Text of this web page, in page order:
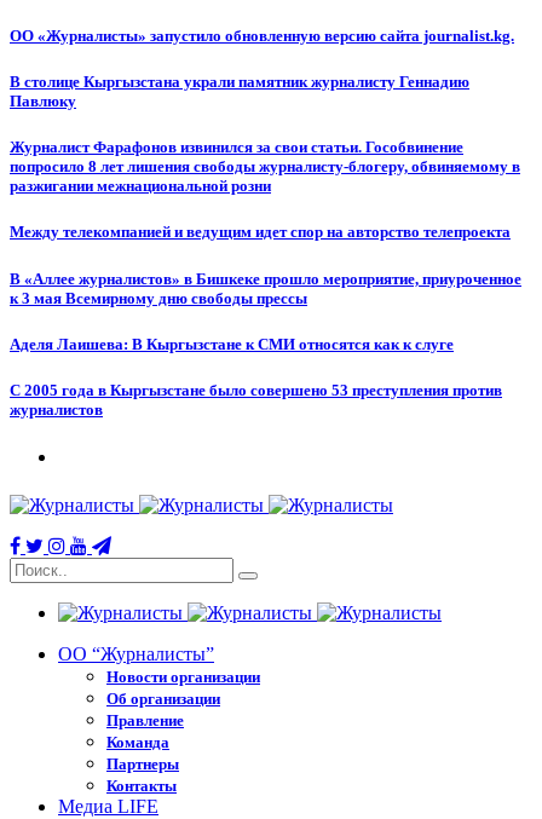
ОО «Журналисты» запустило обновленную версию сайта journalist.kg.
В столице Кыргызстана украли памятник журналисту Геннадию
Павлюку
Журналист Фарафонов извинился за свои статьи. Гособвинение
попросило 8 лет лишения свободы журналисту-блогеру, обвиняемому в
разжигании межнациональной розни
Между телекомпанией и ведущим идет спор на авторство телепроекта
В «Аллее журналистов» в Бишкеке прошло мероприятие, приуроченное
к 3 мая Всемирному дню свободы прессы
Аделя Лаишева: В Кыргызстане к СМИ относятся как к слуге
С 2005 года в Кыргызстане было совершено 53 преступления против
журналистов
ОО “Журналисты”
Новости организации
Об организации
Правление
Команда
Партнеры
Контакты
Медиа LIFE